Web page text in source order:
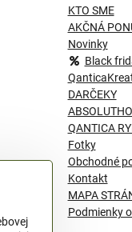
KTO SME
AKČNÁ
Novinky
Black
DARČEKY
QANTICA
Fotky
Obchodné
Kontakt
MAPA
Podmienky